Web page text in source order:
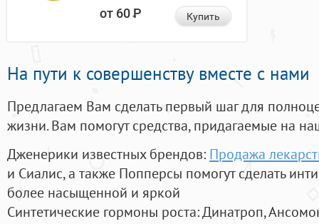
от 60Р Купить
На пути к совершенству вместе с нами
Предлагаем Вам сделать первый шаг для
жизни. Вам помогут средства, придагаемые на
Дженерики известных брендов: Продажа
и Сиалис, а также Попперсы помогут сделать
более насыщенной и яркой
Синтетические гормоны роста: Динатроп,